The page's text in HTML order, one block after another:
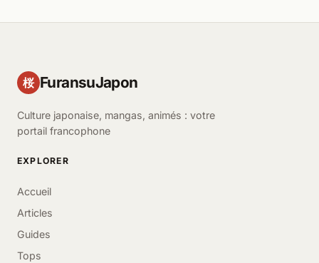
桜 FuransuJapon
Culture japonaise, mangas, animés : votre
portail francophone
EXPLORER
Accueil
Articles
Guides
Tops